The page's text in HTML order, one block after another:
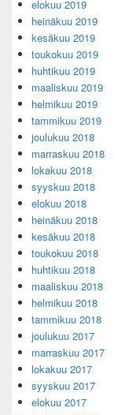
elokuu 2019
heinäkuu 2019
kesäkuu 2019
toukokuu 2019
huhtikuu 2019
maaliskuu 2019
helmikuu 2019
tammikuu 2019
joulukuu 2018
marraskuu 2018
lokakuu 2018
syyskuu 2018
elokuu 2018
heinäkuu 2018
kesäkuu 2018
toukokuu 2018
huhtikuu 2018
maaliskuu 2018
helmikuu 2018
tammikuu 2018
joulukuu 2017
marraskuu 2017
lokakuu 2017
syyskuu 2017
elokuu 2017